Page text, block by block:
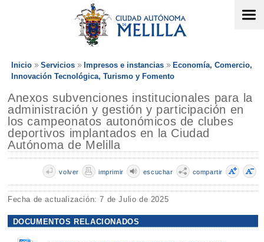
Inicio Servicios Impresos e instancias
Economía, Comercio,
Innovación Tecnológica, Turismo y Fomento
Anexos subvenciones institucionales para la
administración y gestión y participación en
los campeonatos autonómicos de clubes
deportivos implantados en la Ciudad
Autónoma de Melilla
compartir
escuchar
imprimir
volver
Fecha de actualización: 7 de Julio de 2025
DOCUMENTOS RELACIONADOS